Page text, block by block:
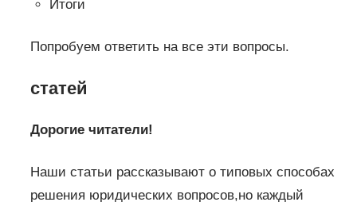
Итоги
Попробуем ответить на все эти вопросы.
статей
Дорогие читатели!
Наши статьи рассказывают о типовых способах
решения юридических вопросов,но каждый